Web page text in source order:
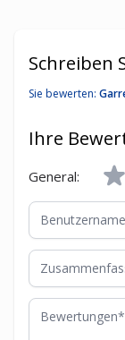
Schreiben
Sie bewerten:
Ihre
General:
Benutzername
Bewertungen